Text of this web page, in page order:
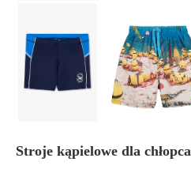
Stroje kąpielowe dla chłopca